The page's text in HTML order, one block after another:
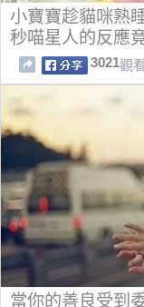
小寶寶趁貓咪熟
秒喵星人的反應
3021觀
當你的善良受到